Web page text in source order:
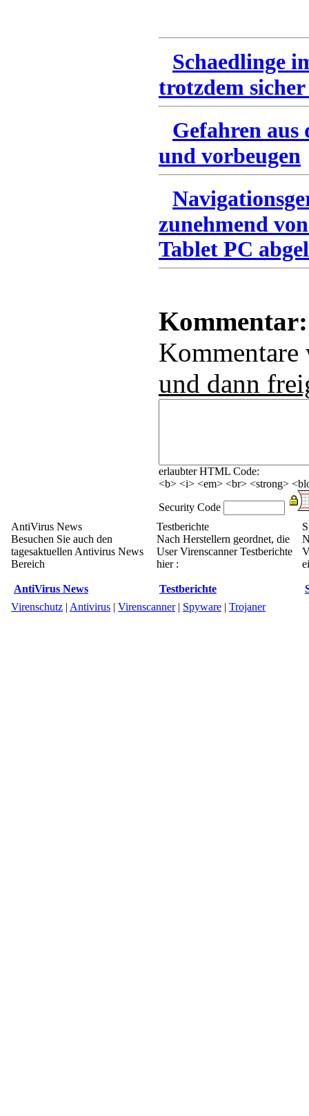
Schaedlinge
trotzdem
Gefahren
und vorbeugen
zunehmend
Tablet PC
Kommentar:
und dann
erlaubter HTML Code:
<b> <i> <em> <br> <strong>
Security Code
AntiVirus News
Besuchen Sie auch den
tagesaktuellen Antivirus News
Bereich
AntiVirus News
Testberichte
Nach Herstellern geordnet, die
User Virenscanner Testberichte
hier :
Testberichte
Virenschutz | Antivirus | Virenscanner| Spyware | Trojaner